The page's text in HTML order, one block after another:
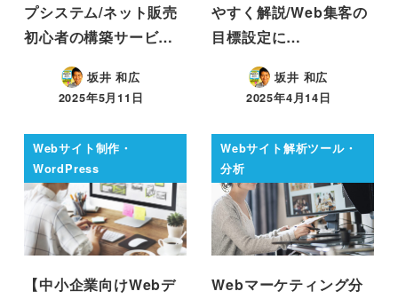
プシステム/ネット販売
初心者の構築サービ…
坂井 和広
2025年5月11日
やすく解説/Web集客の
目標設定に…
坂井 和広
2025年4月14日
Webサイト制作・
WordPress
【中小企業向けWebデ
Webサイト解析ツール・
分析
Webマーケティング分